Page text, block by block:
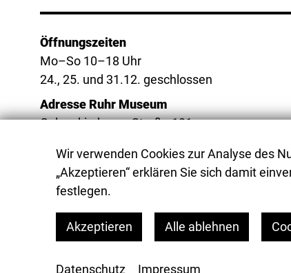
Wir verwenden Cookies zur Analyse des
„Akzeptieren“ erklären Sie sich damit
festlegen.
Akzeptieren Alle ablehnen
Datenschutz Impressum
Öffnungszeiten
Mo–So 10–18 Uhr
24., 25. und 31.12. geschlossen
Adresse Ruhr Museum
Gelsenkirchener Straße 181